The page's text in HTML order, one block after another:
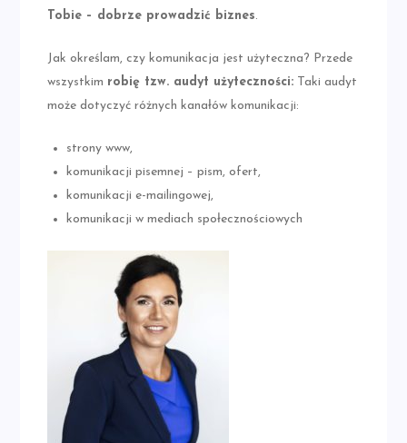
Tobie – dobrze prowadzić biznes.
Jak określam, czy komunikacja jest użyteczna? Przede
wszystkim robię tzw. audyt użyteczności: Taki audyt
może dotyczyć różnych kanałów komunikacji:
strony www,
komunikacji pisemnej – pism, ofert,
komunikacji e-mailingowej,
komunikacji w mediach społecznościowych